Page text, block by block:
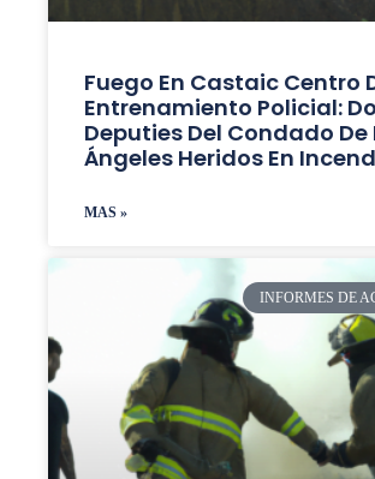
Fuego En Castaic Centro
Entrenamiento Policial:
Deputies Del Condado De
Ángeles Heridos En
MAS »
INFORMES DE